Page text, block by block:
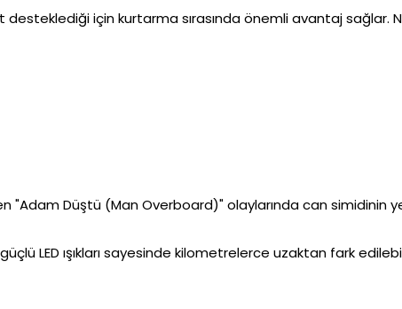
için kurtarma sırasında önemli avantaj sağlar.
"Adam Düştü (Man Overboard)" olaylarında can simidinin
LED ışıkları sayesinde kilometrelerce uzaktan fark